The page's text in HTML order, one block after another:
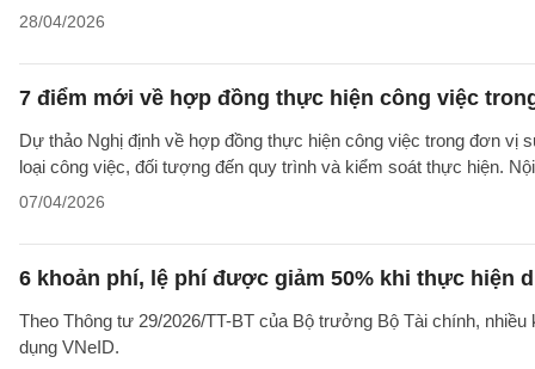
28/04/2026
7 điểm mới về hợp đồng thực hiện công việc
Dự thảo Nghị định về hợp đồng thực hiện công việc trong đơn vị
loại công việc, đối tượng đến quy trình và kiểm soát thực hiện.
07/04/2026
6 khoản phí, lệ phí được giảm 50% khi thực hiện
Theo Thông tư 29/2026/TT-BT của Bộ trưởng Bộ Tài chính,
dụng VNeID.